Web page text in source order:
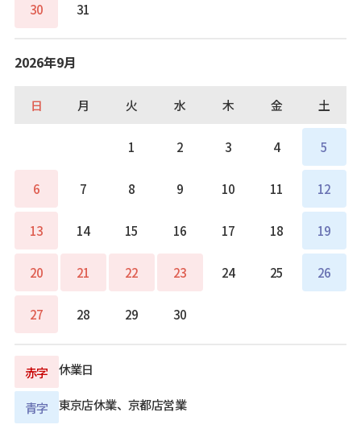
30 31
2026年9月
日 月 火 水 木 金 土
1 2 3 4 5
6 7 8 9 10 11 12
13 14 15 16 17 18 19
20 21 22 23 24 25 26
27 28 29 30
赤字 休業日
青字 東京店休業、京都店営業